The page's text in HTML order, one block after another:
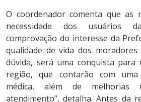
O coordenador comenta que as
necessidade dos usuários
comprovação do interesse da
qualidade de vida dos moradores
dúvida, será uma conquista para
região, que contarão com uma
médica, além de melhorias
atendimento”, detalha. Antes da